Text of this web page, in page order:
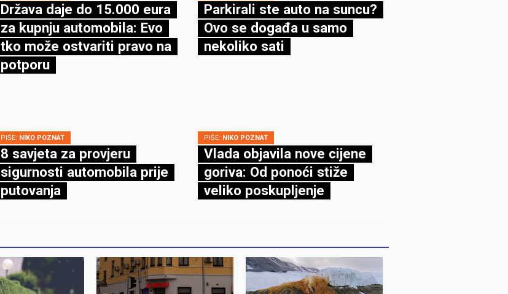
Država daje do 15.000 eura
za kupnju automobila: Evo
tko može ostvariti pravo na
potporu
Parkirali ste auto na suncu?
Ovo se događa u samo
nekoliko sati
PIŠE: NIKO POZNAT
8 savjeta za provjeru
sigurnosti automobila prije
putovanja
PIŠE: NIKO POZNAT
Vlada objavila nove cijene
goriva: Od ponoći stiže
veliko poskupljenje